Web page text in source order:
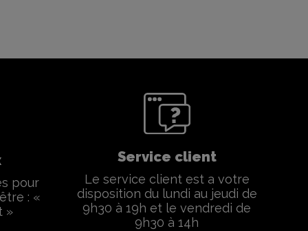
pour
: «
»
Service client
Le service client est a votre
disposition du lundi au jeudi de
9h30 à 19h et le vendredi de
9h30 à 14h